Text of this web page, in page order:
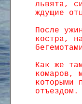
львята,
ждущие
После
костра,
Как же
комаров,
которыми
отъездом.